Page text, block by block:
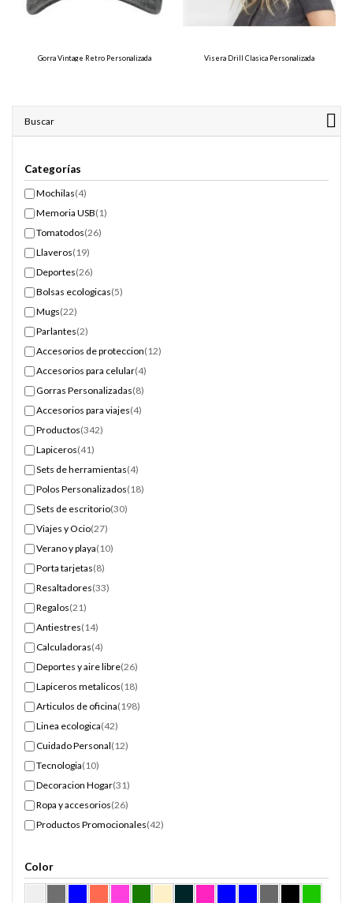
Gorra Vintage Retro Personalizada Visera Drill Clasica Personalizada
Buscar
Categorías
Mochilas(4)
Memoria USB(1)
Tomatodos(26)
Llaveros(19)
Deportes(26)
Bolsas ecologicas(5)
Mugs(22)
Parlantes(2)
Accesorios de proteccion(12)
Accesorios para celular(4)
Gorras Personalizadas(8)
Accesorios para viajes(4)
Productos(342)
Lapiceros(41)
Sets de herramientas(4)
Polos Personalizados(18)
Sets de escritorio(30)
Viajes y Ocio(27)
Verano y playa(10)
Porta tarjetas(8)
Resaltadores(33)
Regalos(21)
Antiestres(14)
Calculadoras(4)
Deportes y aire libre(26)
Lapiceros metalicos(18)
Articulos de oficina(198)
Linea ecologica(42)
Cuidado Personal(12)
Tecnologia(10)
Decoracion Hogar(31)
Ropa y accesorios(26)
Productos Promocionales(42)
Color